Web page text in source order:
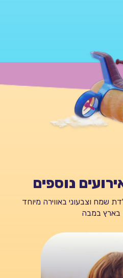
נוספים
שמח וצבעוני באווירה מיוחד
בארץ במבה